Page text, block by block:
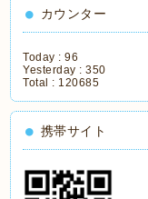
カウンター
Today :96
Yesterday :350
Total : 120685
携帯サイト